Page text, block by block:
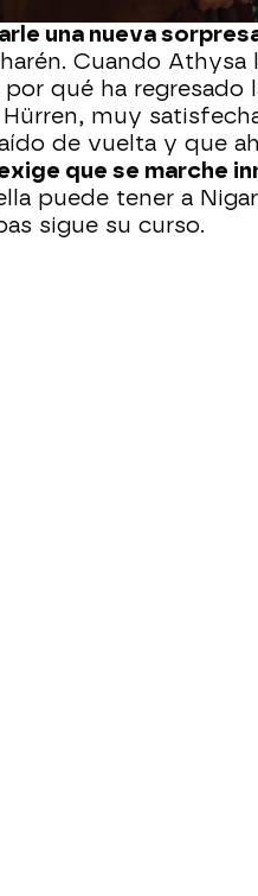
sin cuartel que
una nueva
Cuando
qué ha regresado
muy
de vuelta y que
que se marche
puede tener a Nigar
sigue su curso.